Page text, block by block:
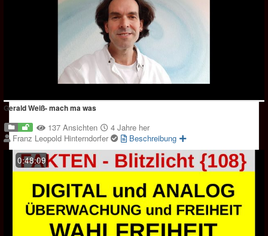
Gerald Weiß- mach ma was
137 Ansichten
4 Jahre her
Franz Leopold Hinterndorfer
Beschreibung
0:48:09